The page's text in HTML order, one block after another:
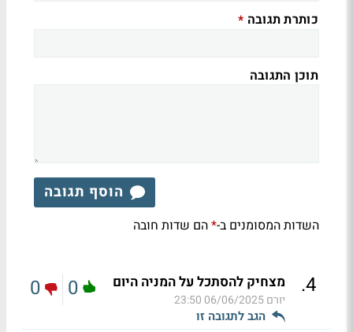
כותרת תגובה *
תוכן התגובה
הוסף תגובה
השדות המסומנים ב-*הם שדות חובה
4
. מצחיק להסתכל על המניה היום
יורם06/06/2025 23:50
הגב לתגובה זו
0
0